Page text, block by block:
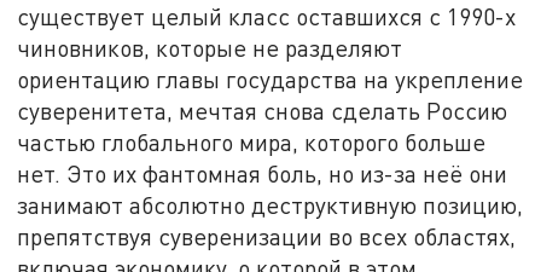
существует целый класс оставшихся с 1990-х
чиновников, которые не разделяют
ориентацию главы государства на укрепление
суверенитета, мечтая снова сделать Россию
частью глобального мира, которого больше
нет. Это их фантомная боль, но из-за неё они
занимают абсолютно деструктивную позицию,
препятствуя суверенизации во всех областях,